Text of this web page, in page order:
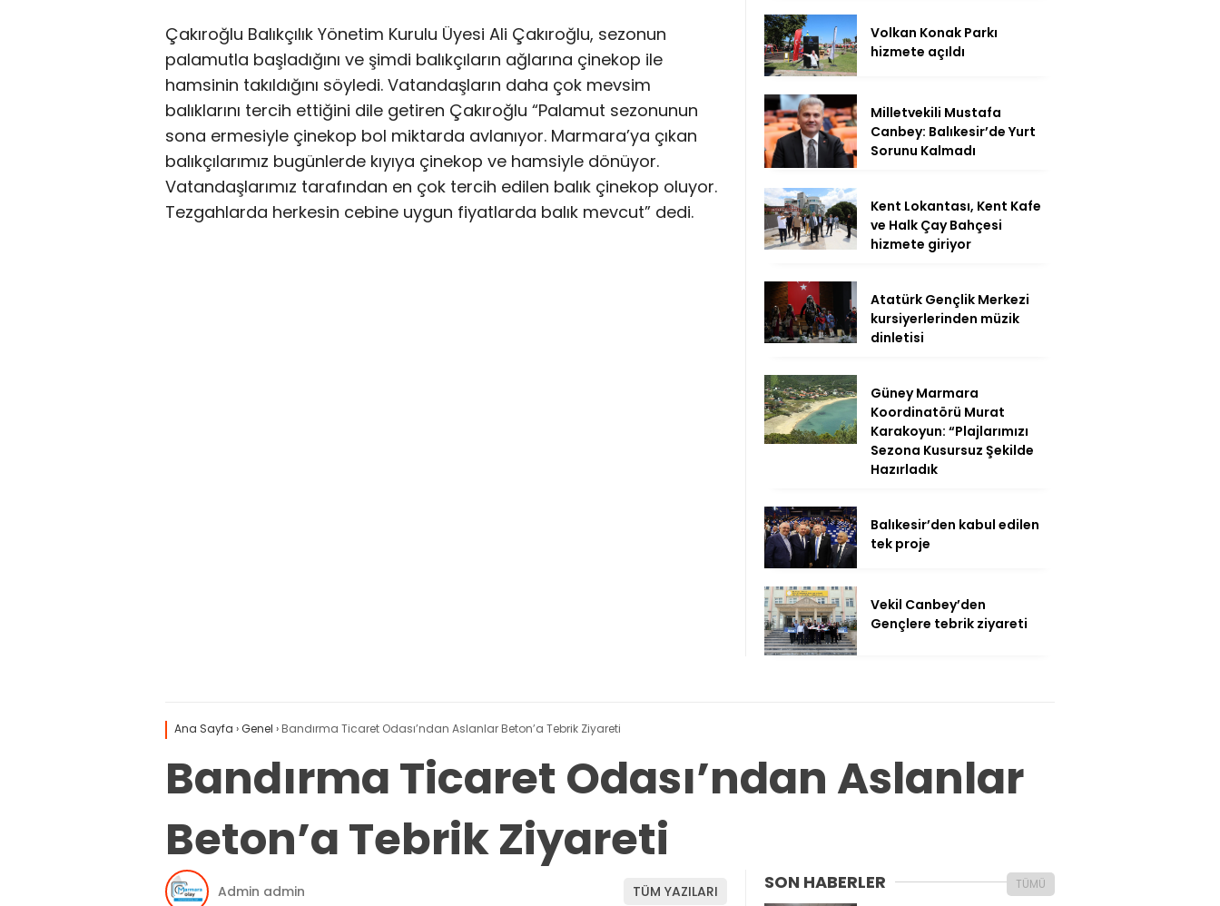
Çakıroğlu Balıkçılık Yönetim Kurulu Üyesi Ali Çakıroğlu, sezonun
palamutla başladığını ve şimdi balıkçıların ağlarına çinekop ile
hamsinin takıldığını söyledi. Vatandaşların daha çok mevsim
balıklarını tercih ettiğini dile getiren Çakıroğlu “Palamut sezonunun
sona ermesiyle çinekop bol miktarda avlanıyor. Marmara’ya çıkan
balıkçılarımız bugünlerde kıyıya çinekop ve hamsiyle dönüyor.
Vatandaşlarımız tarafından en çok tercih edilen balık çinekop oluyor.
Tezgahlarda herkesin cebine uygun fiyatlarda balık mevcut” dedi.
Volkan Konak Parkı
hizmete açıldı
Milletvekili Mustafa
Canbey: Balıkesir’de Yurt
Sorunu Kalmadı
Kent Lokantası, Kent Kafe
ve Halk Çay Bahçesi
hizmete giriyor
Atatürk Gençlik Merkezi
kursiyerlerinden müzik
dinletisi
Güney Marmara
Koordinatörü Murat
Karakoyun: “Plajlarımızı
Sezona Kusursuz Şekilde
Hazırladık
Balıkesir’den kabul edilen
tek proje
Vekil Canbey’den
Gençlere tebrik ziyareti
Ana Sayfa ›Genel › Bandırma Ticaret Odası’ndan Aslanlar Beton’a Tebrik Ziyareti
Bandırma Ticaret Odası’ndan Aslanlar
Beton’a Tebrik Ziyareti
Admin admin TÜM YAZILARI SON HABERLER TÜMÜ